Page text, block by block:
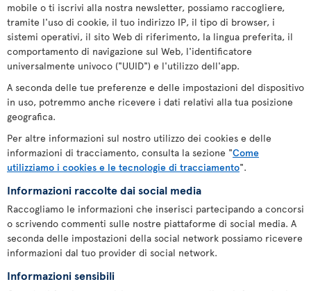
mobile o ti iscrivi alla nostra newsletter, possiamo raccogliere,
tramite l'uso di cookie, il tuo indirizzo IP, il tipo di browser, i
sistemi operativi, il sito Web di riferimento, la lingua preferita, il
comportamento di navigazione sul Web, l'identificatore
universalmente univoco ("UUID") e l'utilizzo dell'app.
A seconda delle tue preferenze e delle impostazioni del dispositivo
in uso, potremmo anche ricevere i dati relativi alla tua posizione
geografica.
Per altre informazioni sul nostro utilizzo dei cookies e delle
informazioni di tracciamento, consulta la sezione "Come
utilizziamo i cookies e le tecnologie di tracciamento".
Informazioni raccolte dai social media
Raccogliamo le informazioni che inserisci partecipando a concorsi
o scrivendo commenti sulle nostre piattaforme di social media. A
seconda delle impostazioni della social network possiamo ricevere
informazioni dal tuo provider di social network.
Informazioni sensibili